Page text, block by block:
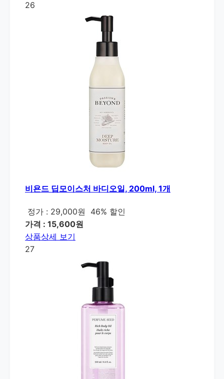
26
비욘드 딥모이스처 바디오일, 200ml, 1개
정가 : 29,000원
46% 할인
가격 : 15,600원
상품상세 보기
27